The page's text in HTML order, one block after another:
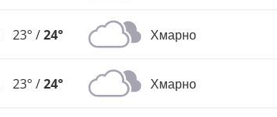
23° /24° Хмарно
23° /24° Хмарно